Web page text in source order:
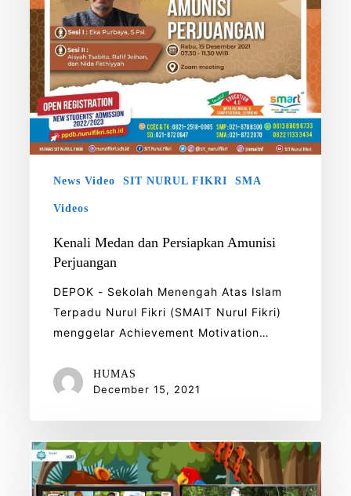
News Video SIT NURUL FIKRI SMA
Videos
Kenali Medan dan Persiapkan Amunisi
Perjuangan
DEPOK - Sekolah Menengah Atas Islam
Terpadu Nurul Fikri (SMAIT Nurul Fikri)
menggelar Achievement Motivation…
HUMAS
December 15, 2021
Keseruan
Siswa
Kelas